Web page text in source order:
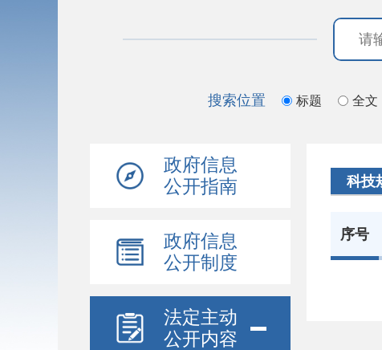
搜索位置 标题 全文
政府信息
公开指南
政府信息
公开制度
法定主动
公开内容
科技
序号